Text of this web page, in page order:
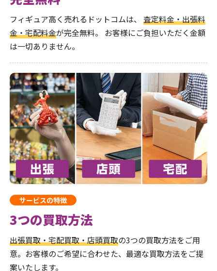
フィギュア高く売れるドットコムは、 査定料金・出張料
金・宅配料金が完全無料。 お客様にご負担いただく金額
は一切ありません。
サービスの特徴
3つの買取方法
出張買取・宅配買取・店頭買取の3つの買取方法をご用
意。お客様のご希望に合わせた、最適な買取方法をご提
案いたします。